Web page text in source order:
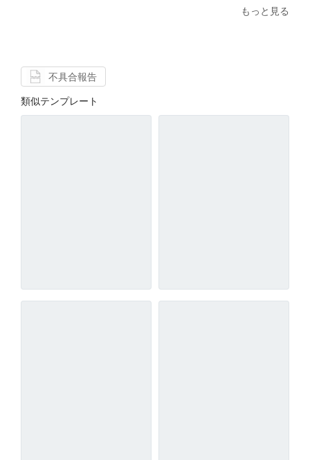
もっと見る
不具合報告
類似テンプレート